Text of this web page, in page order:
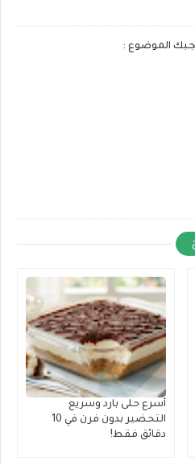
الموضوع :
أسرع حلى بارد وسريع
التحضير بدون فرن في 10
دقائق فقط!